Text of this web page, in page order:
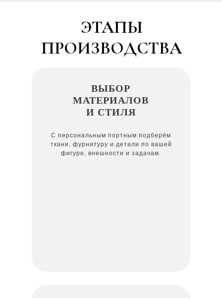
С персональным портным подберём
ткани, фурнитуру и детали по вашей
фигуре, внешности и задачам.
ВЫБОР
МАТЕРИАЛОВ
И СТИЛЯ
ЭТАПЫ
ПРОИЗВОДСТВА